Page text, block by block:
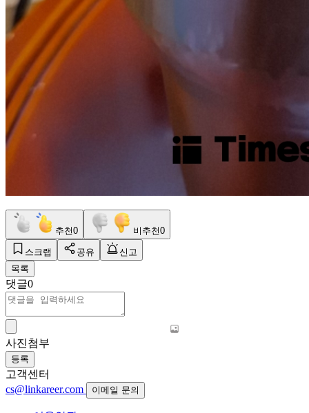
추천0 비추천0
스크랩 공유
신고
목록
댓글0
사진첨부
등록
고객센터
cs@linkareer.com
이메일 문의